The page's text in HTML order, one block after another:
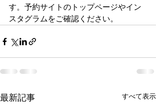
す。予約サイトのトップページやイン
スタグラムをご確認ください。
最新記事 すべて表示